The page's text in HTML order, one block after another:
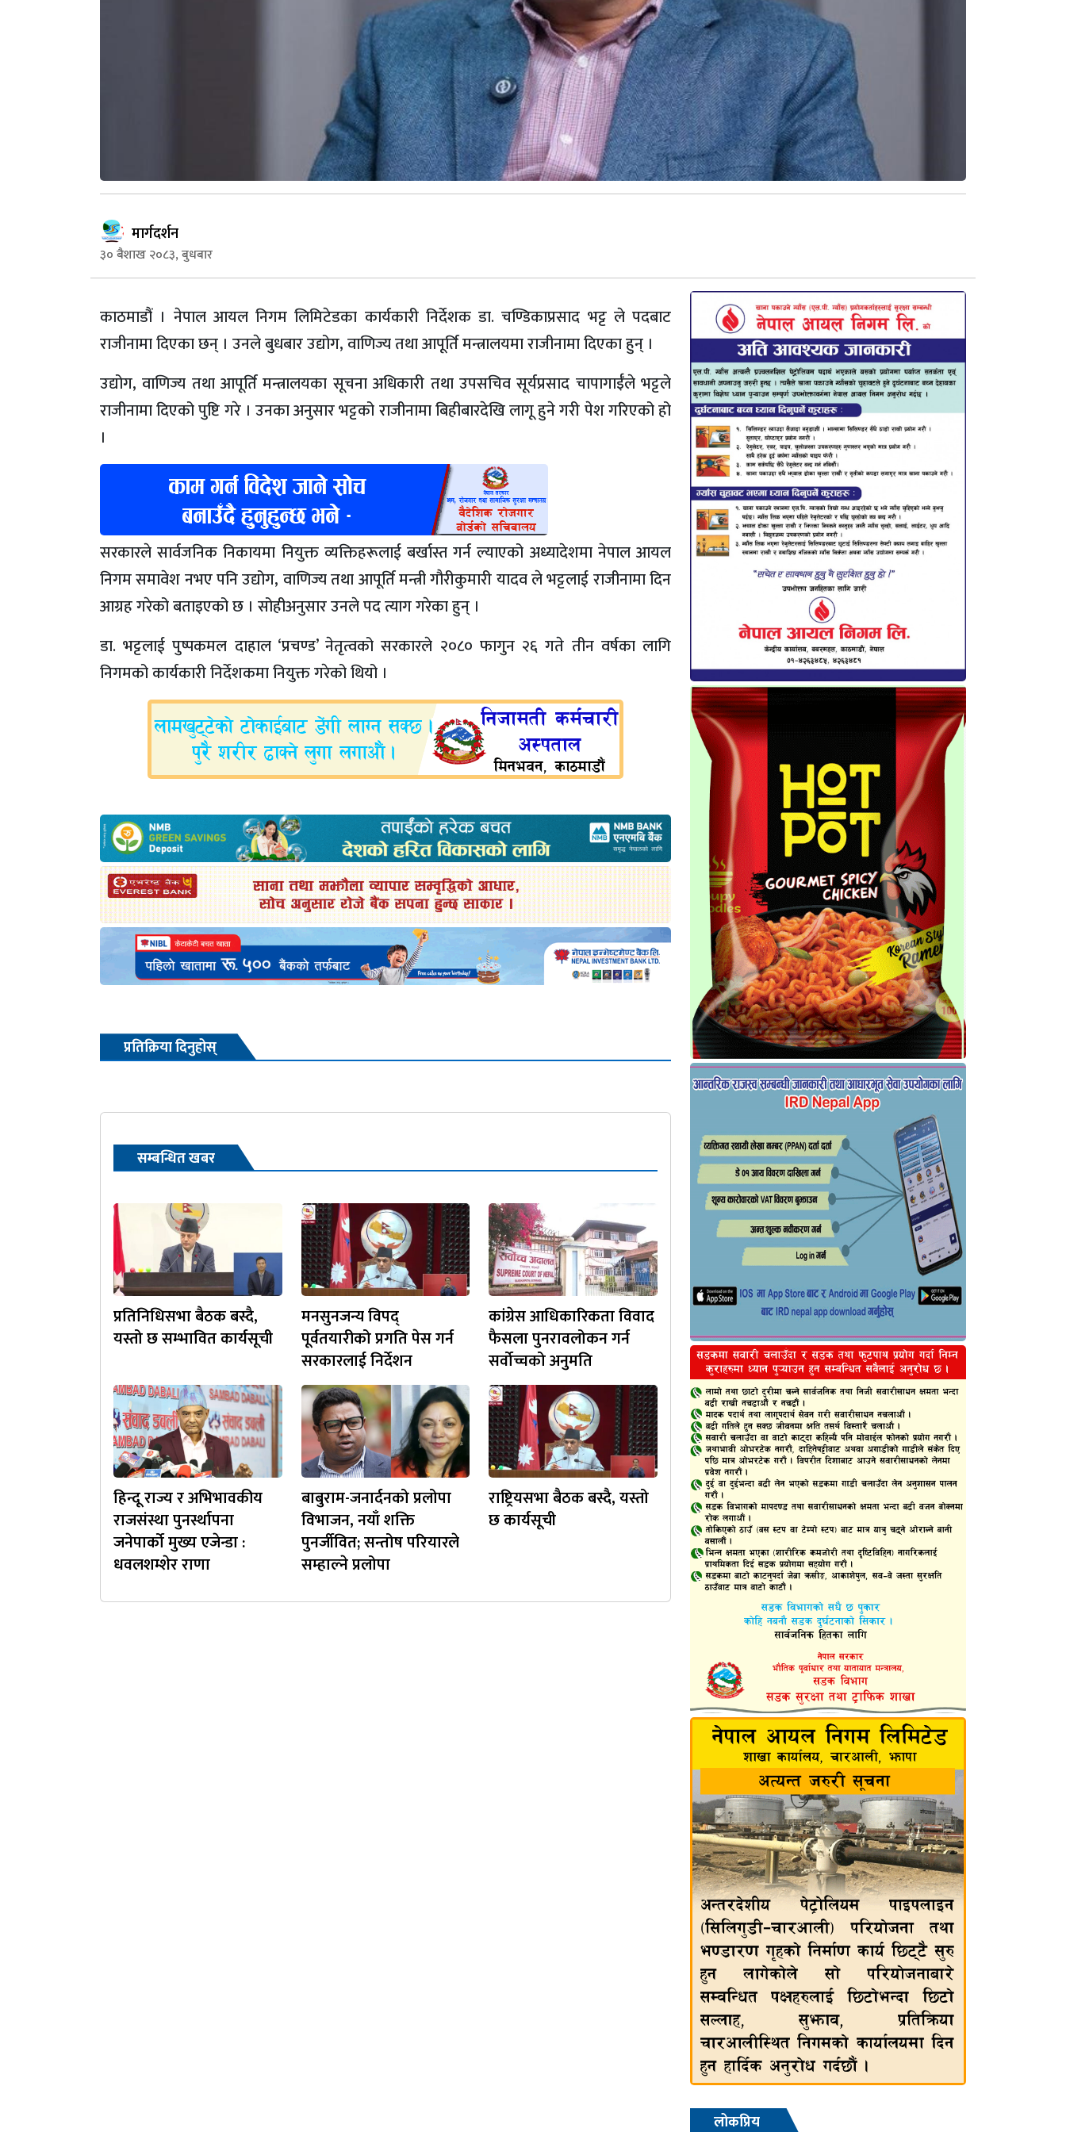
मार्गदर्शन
३० बैशाख २०८३, बुधबार
काठमाडौं । नेपाल आयल निगम लिमिटेडका कार्यकारी निर्देशक डा. चण्डिकाप्रसाद भट्ट ले पदबाट
राजीनामा दिएका छन् । उनले बुधबार उद्योग, वाणिज्य तथा आपूर्ति मन्त्रालयमा राजीनामा दिएका हुन् ।
उद्योग, वाणिज्य तथा आपूर्ति मन्त्रालयका सूचना अधिकारी तथा उपसचिव सूर्यप्रसाद चापागाईँले भट्टले
राजीनामा दिएको पुष्टि गरे । उनका अनुसार भट्टको राजीनामा बिहीबारदेखि लागू हुने गरी पेश गरिएको हो
।
सरकारले सार्वजनिक निकायमा नियुक्त व्यक्तिहरूलाई बर्खास्त गर्न ल्याएको अध्यादेशमा नेपाल आयल
निगम समावेश नभए पनि उद्योग, वाणिज्य तथा आपूर्ति मन्त्री गौरीकुमारी यादव ले भट्टलाई राजीनामा दिन
आग्रह गरेको बताइएको छ । सोहीअनुसार उनले पद त्याग गरेका हुन् ।
डा. भट्टलाई पुष्पकमल दाहाल ‘प्रचण्ड’ नेतृत्वको सरकारले २०८० फागुन २६ गते तीन वर्षका लागि
निगमको कार्यकारी निर्देशकमा नियुक्त गरेको थियो ।
प्रतिक्रिया दिनुहोस्
सम्बन्धित खबर
प्रतिनिधिसभा बैठक बस्दै,
यस्तो छ सम्भावित कार्यसूची
मनसुनजन्य विपद्
पूर्वतयारीको प्रगति पेस गर्न
सरकारलाई निर्देशन
कांग्रेस आधिकारिकता विवाद
फैसला पुनरावलोकन गर्न
सर्वोच्चको अनुमति
हिन्दू राज्य र अभिभावकीय
राजसंस्था पुनर्स्थापना
जनेपार्को मुख्य एजेन्डा :
धवलशम्शेर राणा
बाबुराम-जनार्दनको प्रलोपा
विभाजन, नयाँ शक्ति
पुनर्जीवित; सन्तोष परियारले
सम्हाल्ने प्रलोपा
राष्ट्रियसभा बैठक बस्दै, यस्तो
छ कार्यसूची
लोकप्रिय